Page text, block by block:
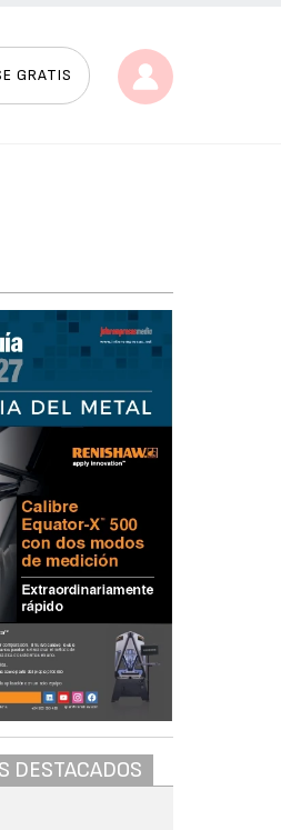
GRATIS
DESTACADOS